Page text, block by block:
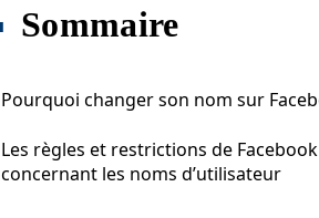
Sommaire
Pourquoi changer son nom sur
Les règles et restrictions de Facebook
concernant les noms d’utilisateur